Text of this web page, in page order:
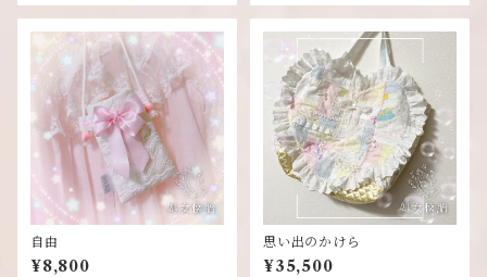
自由
¥8,800
思い出のかけら
¥35,500